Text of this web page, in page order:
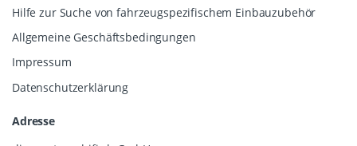
Hilfe zur Suche von fahrzeugspezifischem Einbauzubehör
Allgemeine Geschäftsbedingungen
Impressum
Datenschutzerklärung
Adresse